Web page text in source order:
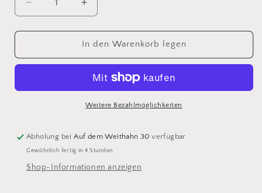
Verringere
die
Menge
Mini-
Lineal
Labellineal
cm
+
Erhöhe
die
Menge
für
Mini-
#1
Lineal
-
Labellineal
cm
+
In den Warenkorb legen
Weitere Bezahlmöglichkeiten
Abholung beiAuf dem Weithahn 30 verfügbar
Gewöhnlich fertig in 4 Stunden
Shop-Informationen anzeigen